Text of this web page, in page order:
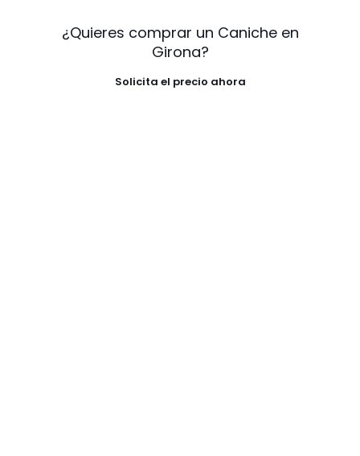
¿Quieres comprar un Caniche en
Girona?
Solicita el precio ahora